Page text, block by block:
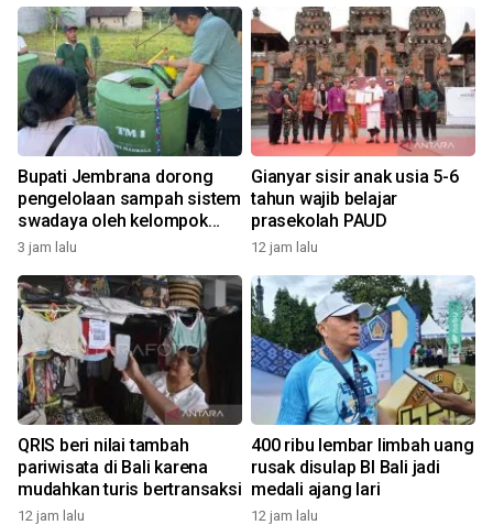
Bupati Jembrana dorong
pengelolaan sampah sistem
swadaya oleh kelompok
masyarakat
3 jam lalu
Gianyar sisir anak usia 5-6
tahun wajib belajar
prasekolah PAUD
12 jam lalu
QRIS beri nilai tambah
pariwisata di Bali karena
mudahkan turis bertransaksi
12 jam lalu
400 ribu lembar limbah uang
rusak disulap BI Bali jadi
medali ajang lari
12 jam lalu